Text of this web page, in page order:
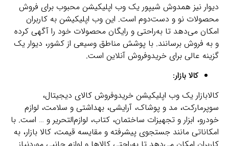
دیوار نیز همدوش شیپور یک وب اپلیکیشن محبوب برای فروش
محصولات نو و دست‌دوم است. این وب اپلیکیشن به کاربران
امکان می‌دهد تا به‌راحتی و رایگان محصولات خود را آگهی کرده
و به فروش برسانند. با پوشش مناطق وسیعی از کشور، دیوار یک
گزینه عالی برای خریدوفروش آنلاین است.
کالا بازار:
کالابازار یک وب اپلیکیشن خریدوفروش کالای دیجیتال،
سوپرمارکت، مد و پوشاک، آرایشی، بهداشتی و سلامت، لوازم
خودرو، ابزار و تجهیزات ساختمان، کتاب، لوازم‌التحریر و … است. با
امکاناتی مانند جستجوی پیشرفته و مقایسه قیمت، کالا بازار، به